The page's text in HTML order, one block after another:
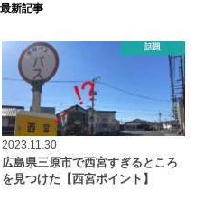
新記事
話題
2023.11.30
広島県三原市で西宮すぎるところ
を見つけた【西宮ポイント】